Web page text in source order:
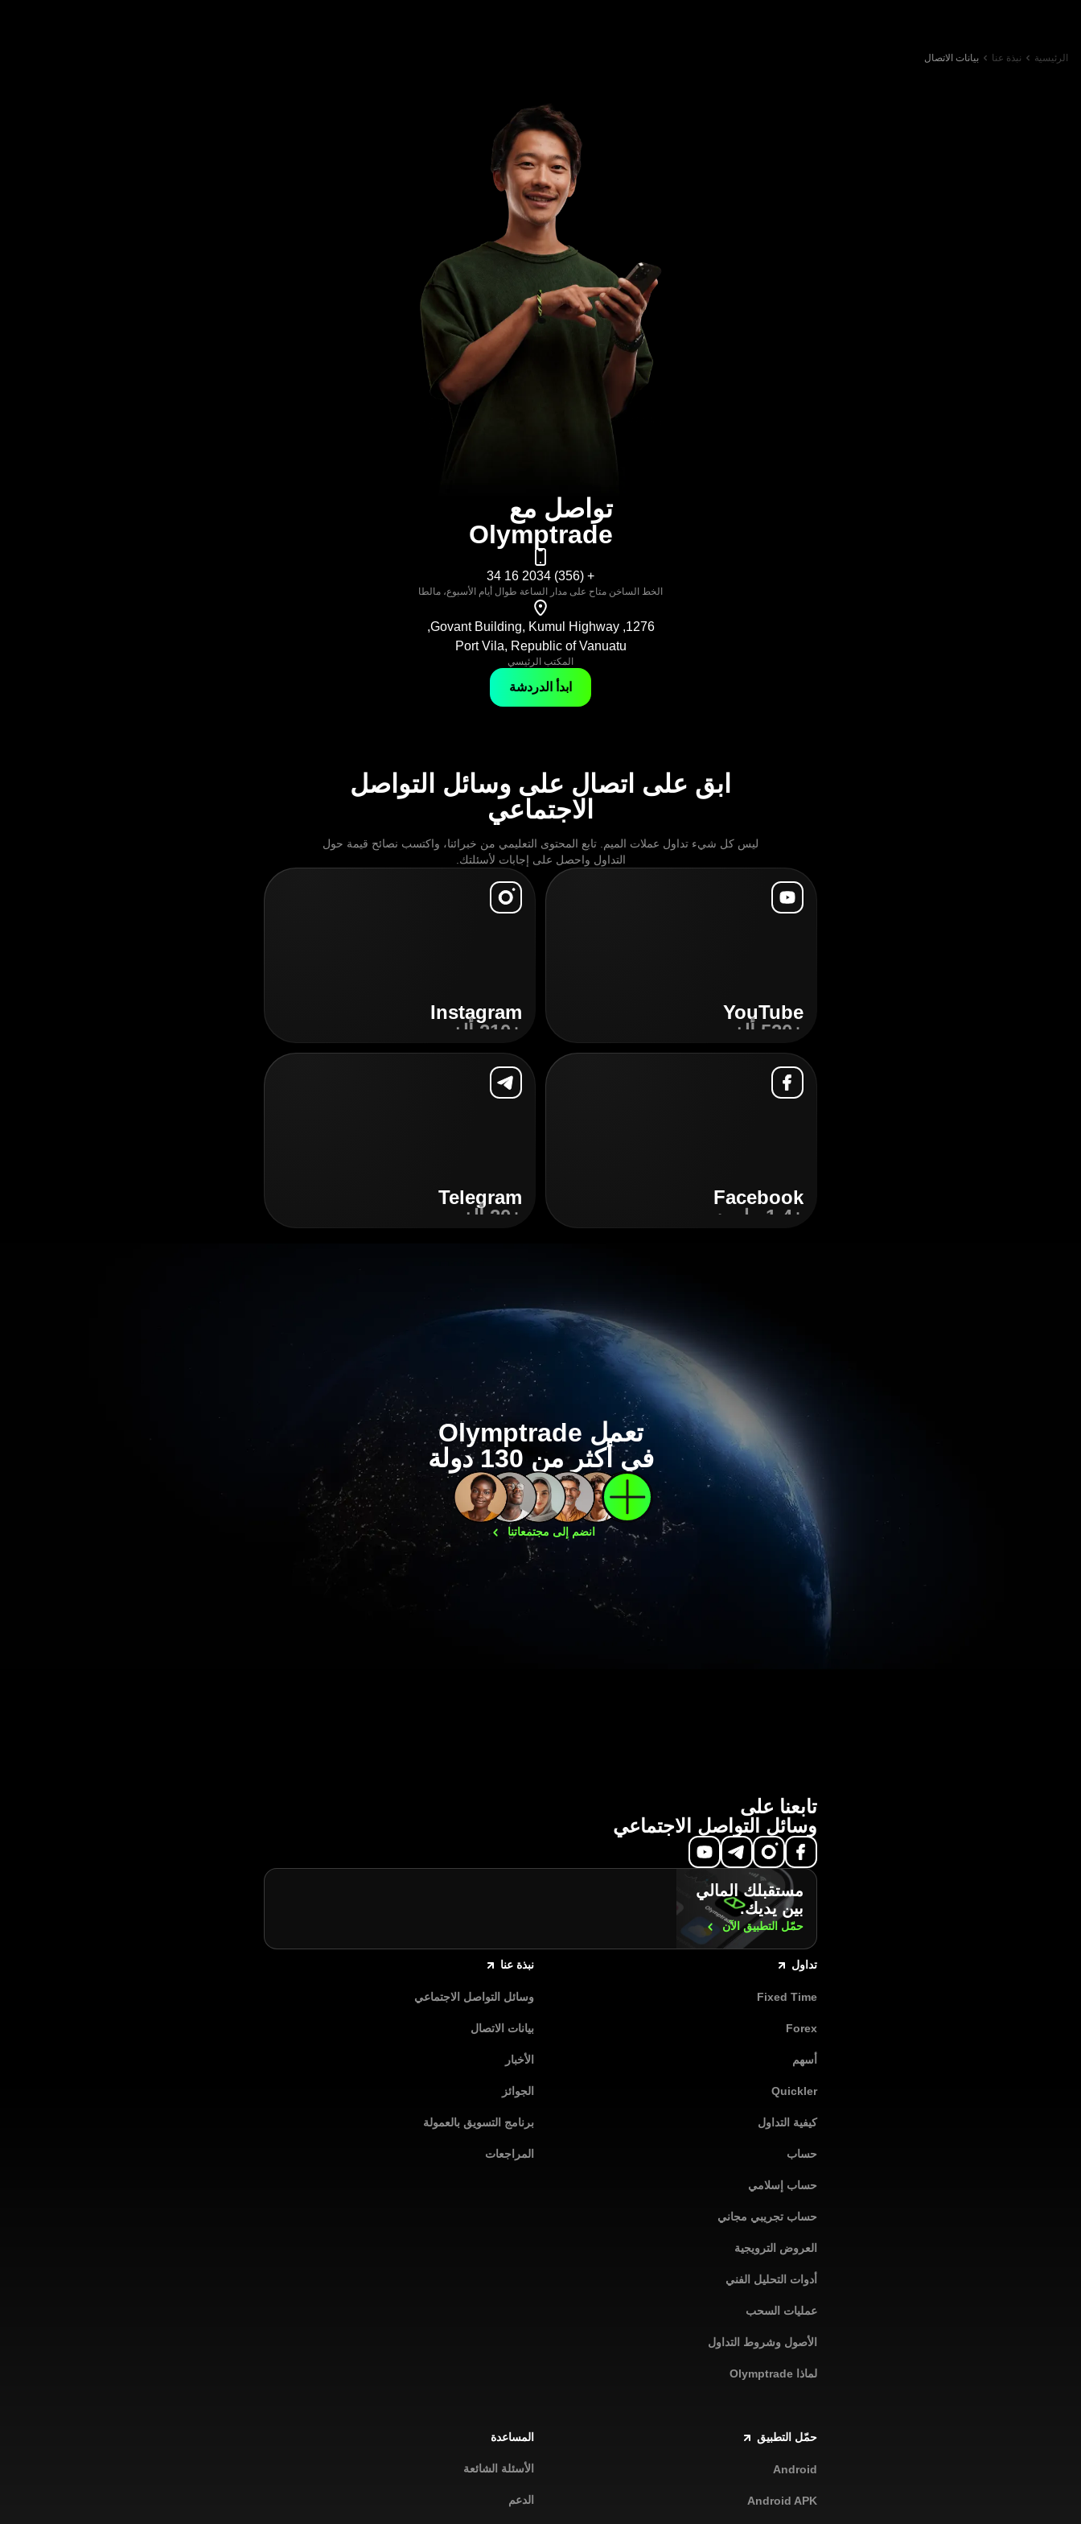
الرئيسية نبذة عنا بيانات الاتصال
تواصل مع
Olymptrade
+ (356) 2034 16 34
الخط الساخن متاح على مدار الساعة طوال أيام الأسبوع، مالطا
1276, Govant Building, Kumul Highway,
Port Vila, Republic of Vanuatu
المكتب الرئيسي
ابدأ الدردشة
ابق على اتصال على وسائل التواصل
الاجتماعي
ليس كل شيء تداول عملات الميم. تابع المحتوى التعليمي من خبرائنا، واكتسب نصائح قيمة حول
التداول واحصل على إجابات لأسئلتك.
YouTube
+520 ألف
Instagram
+210 ألف
Facebook
+1,4 مليون
Telegram
+20 ألف
تعمل Olymptrade
في أكثر من 130 دولة
انضم إلى مجتمعاتنا
تابعنا على
وسائل التواصل الاجتماعي
مستقبلك المالي
بين يديك.
حمّل التطبيق الآن
تداول
Fixed Time
Forex
أسهم
Quickler
كيفية التداول
حساب
حساب إسلامي
حساب تجريبي مجاني
العروض الترويجية
أدوات التحليل الفني
عمليات السحب
الأصول وشروط التداول
لماذا Olymptrade
نبذة عنا
وسائل التواصل الاجتماعي
بيانات الاتصال
الأخبار
الجوائز
برنامج التسويق بالعمولة
المراجعات
حمّل التطبيق
Android
Android APK
المساعدة
الأسئلة الشائعة
الدعم